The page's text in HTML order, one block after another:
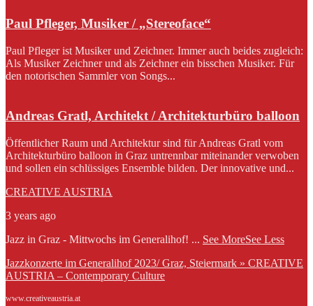
Paul Pfleger, Musiker / „Stereoface“
Paul Pfleger ist Musiker und Zeichner. Immer auch beides zugleich:
Als Musiker Zeichner und als Zeichner ein bisschen Musiker. Für
den notorischen Sammler von Songs...
Andreas Gratl, Architekt / Architekturbüro balloon
Öffentlicher Raum und Architektur sind für Andreas Gratl vom
Architekturbüro balloon in Graz untrennbar miteinander verwoben
und sollen ein schlüssiges Ensemble bilden. Der innovative und...
CREATIVE AUSTRIA
3 years ago
Jazz in Graz - Mittwochs im Generalihof! ... See MoreSee Less
Jazzkonzerte im Generalihof 2023/ Graz, Steiermark » CREATIVE
AUSTRIA – Contemporary Culture
www.creativeaustria.at